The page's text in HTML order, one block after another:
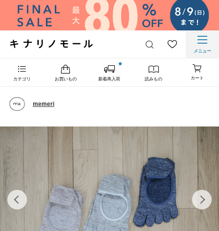
メニュー
カテゴリ お買いもの 新着再入荷 読みもの カート
memeri